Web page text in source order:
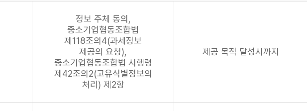
정보 주체 동의,
중소기업협동조합법
제118조의4(과세정보
제공의 요청),
중소기업협동조합법 시행령
제42조의2(고유식별정보의
처리) 제2항
제공 목적 달성시까지